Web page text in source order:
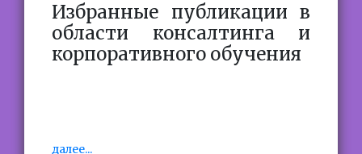
Избранные публикации в
области консалтинга и
корпоративного обучения
далее...